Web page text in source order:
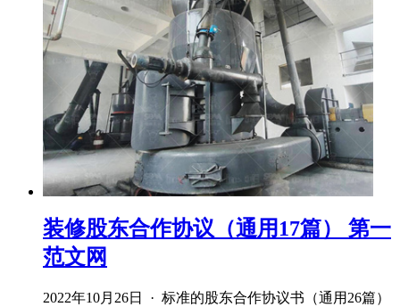
装修股东合作协议（通用17篇） 第一
范文网
2022年10月26日 · 标准的股东合作协议书（通用26篇）